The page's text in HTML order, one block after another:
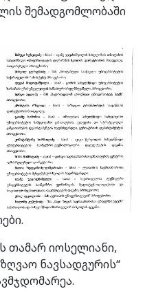
შემადგომლობაში
თამარ იოსელიანი,
ნავსადგურის“